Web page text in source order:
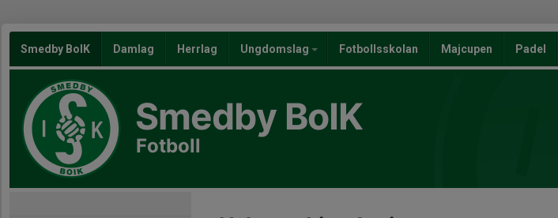
Smedby BoIK Damlag Herrlag Ungdomslag Fotbollsskolan Majcupen Padel
Smedby BoIK
Fotboll